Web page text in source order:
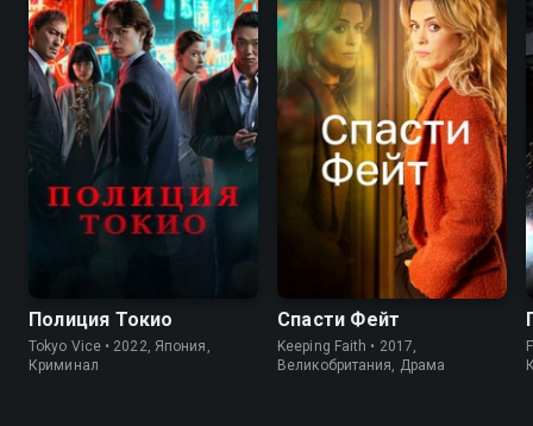
Полиция Токио
Tokyo Vice • 2022, Япония,
Криминал
Спасти Фейт
Keeping Faith • 2017,
Великобритания, Драма